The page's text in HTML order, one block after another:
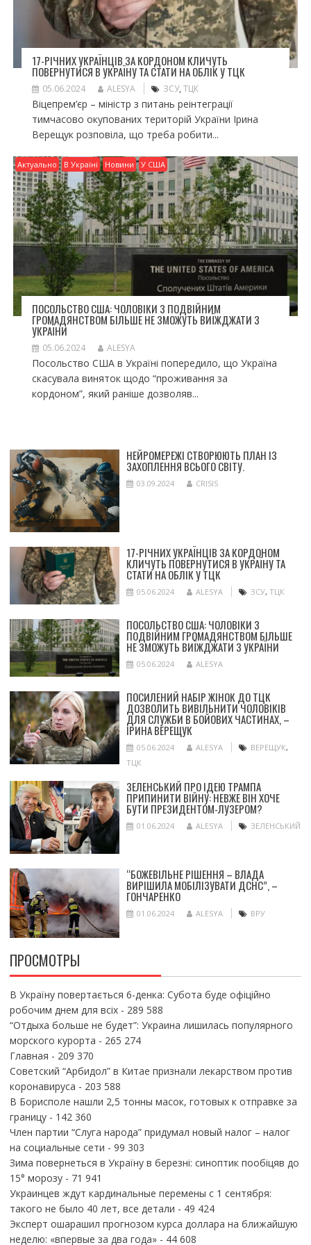
17-РІЧНИХ УКРАЇНЦІВ ЗА КОРДОНОМ КЛИЧУТЬ
ПОВЕРНУТИСЯ В УКРАЇНУ ТА СТАТИ НА ОБЛІК У ТЦК
05.06.2024 ALESYA ЗСУ, ТЦК
Віцепрем’єр – міністр з питань реінтеграції
тимчасово окупованих територій України Ірина
Верещук розповіла, що треба робити...
Актуально В Україні Новини У США
ПОСОЛЬСТВО США: ЧОЛОВІКИ З ПОДВІЙНИМ
ГРОМАДЯНСТВОМ БІЛЬШЕ НЕ ЗМОЖУТЬ ВИЇЖДЖАТИ З
УКРАЇНИ
05.06.2024 ALESYA
Посольство США в Україні попередило, що Україна
скасувала виняток щодо “проживання за
кордоном”, який раніше дозволяв...
НЕЙРОМЕРЕЖІ СТВОРЮЮТЬ ПЛАН ІЗ
ЗАХОПЛЕННЯ ВСЬОГО СВІТУ.
03.09.2024 CRISIS
17-РІЧНИХ УКРАЇНЦІВ ЗА КОРДОНОМ
КЛИЧУТЬ ПОВЕРНУТИСЯ В УКРАЇНУ ТА
СТАТИ НА ОБЛІК У ТЦК
05.06.2024 ALESYA ЗСУ, ТЦК
ПОСОЛЬСТВО США: ЧОЛОВІКИ З
ПОДВІЙНИМ ГРОМАДЯНСТВОМ БІЛЬШЕ
НЕ ЗМОЖУТЬ ВИЇЖДЖАТИ З УКРАЇНИ
05.06.2024 ALESYA
ПОСИЛЕНИЙ НАБІР ЖІНОК ДО ТЦК
ДОЗВОЛИТЬ ВИВІЛЬНИТИ ЧОЛОВІКІВ
ДЛЯ СЛУЖБИ В БОЙОВИХ ЧАСТИНАХ, –
ІРИНА ВЕРЕЩУК
05.06.2024 ALESYA ВЕРЕЩУК,
ТЦК
ЗЕЛЕНСЬКИЙ ПРО ІДЕЮ ТРАМПА
ПРИПИНИТИ ВІЙНУ: НЕВЖЕ ВІН ХОЧЕ
БУТИ ПРЕЗИДЕНТОМ-ЛУЗЕРОМ?
01.06.2024 ALESYA ЗЕЛЕНСЬКИЙ
“БОЖЕВІЛЬНЕ РІШЕННЯ – ВЛАДА
ВИРІШИЛА МОБІЛІЗУВАТИ ДСНС”, –
ГОНЧАРЕНКО
01.06.2024 ALESYA ВРУ
ПРОСМОТРЫ
В Україну повертається 6-денка: Субота буде офіційно
робочим днем для всіх- 289 588
“Отдыха больше не будет”: Украина лишилась популярного
морского курорта - 265 274
Главная - 209 370
Советский “Арбидол” в Китае признали лекарством против
коронавируса - 203 588
В Борисполе нашли 2,5 тонны масок, готовых к отправке за
границу- 142 360
Член партии “Слуга народа” придумал новый налог – налог
на социальные сети - 99 303
Зима повернеться в Україну в березні: синоптик пообіцяв до
15° морозу- 71 941
Украинцев ждут кардинальные перемены с 1 сентября:
такого не было 40 лет, все детали - 49 424
Эксперт ошарашил прогнозом курса доллара на ближайшую
неделю: «впервые за два года»- 44 608